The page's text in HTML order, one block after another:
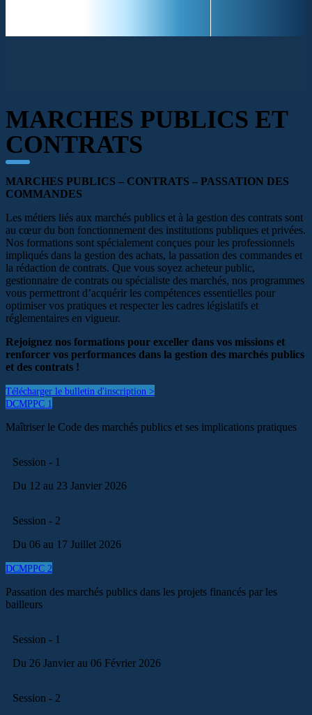
MARCHES PUBLICS ET
CONTRATS
MARCHES PUBLICS – CONTRATS – PASSATION DES
COMMANDES
Les métiers liés aux marchés publics et à la gestion des contrats sont
au cœur du bon fonctionnement des institutions publiques et privées.
Nos formations sont spécialement conçues pour les professionnels
impliqués dans la gestion des achats, la passation des commandes et
la rédaction de contrats. Que vous soyez acheteur public,
gestionnaire de contrats ou spécialiste des marchés, nos programmes
vous permettront d’acquérir les compétences essentielles pour
optimiser vos pratiques et respecter les cadres législatifs et
réglementaires en vigueur.
Rejoignez nos formations pour exceller dans vos missions et
renforcer vos performances dans la gestion des marchés publics
et des contrats !
Télécharger le bulletin d'inscription >
DCMPPC 1
Maîtriser le Code des marchés publics et ses implications pratiques
Session - 1
Du 12 au 23 Janvier 2026
Session - 2
Du 06 au 17 Juillet 2026
DCMPPC 2
Passation des marchés publics dans les projets financés par les
bailleurs
Session - 1
Du 26 Janvier au 06 Février 2026
Session - 2